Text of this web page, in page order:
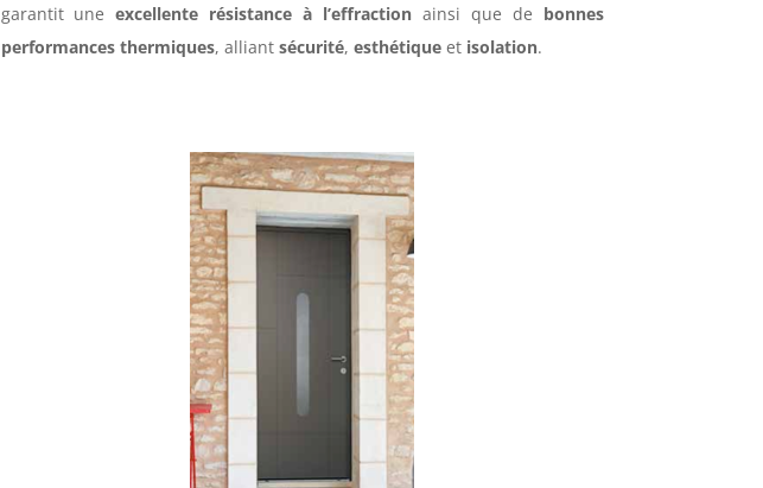
garantit uneexcellente résistance à l’effraction ainsi que de bonnes
performances thermiques, alliant sécurité, esthétiqueet isolation.